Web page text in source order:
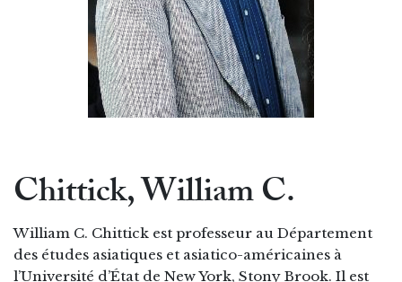
Chittick, William C.
William C. Chittick est professeur au Département
des études asiatiques et asiatico-américaines à
l’Université d’État de New York, Stony Brook. Il est